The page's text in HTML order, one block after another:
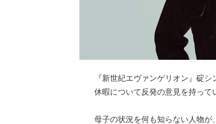
『新世紀エヴァンゲリオン』碇
休暇について反発の意見を持って
母子の状況を何も知らない人物が